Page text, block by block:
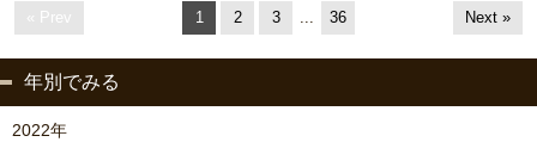
« Prev 1 2 3 ... 36 Next »
年別でみる
2022年